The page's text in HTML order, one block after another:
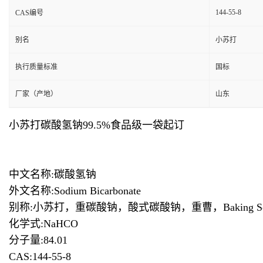
CAS编号 144-55-8
别名 小苏打
执行质量标准 国标
厂家（产地） 山东
小苏打碳酸氢钠99.5%食品级一袋起订
中文名称:碳酸氢钠
外文名称:Sodium Bicarbonate
别称:小苏打，重碳酸钠，酸式碳酸钠，重曹，Baking
化学式:NaHCO
分子量:84.01
CAS:144-55-8